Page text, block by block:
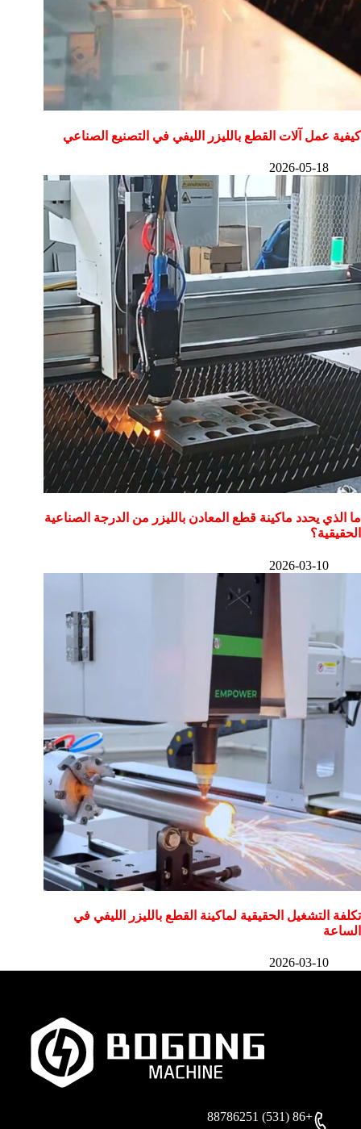
كيفية عمل آلات القطع بالليزر الليفي في التصنيع الصناعي
2026-05-18
ما الذي يحدد ماكينة قطع المعادن بالليزر من الدرجة الصناعية
الحقيقية؟
2026-03-10
تكلفة التشغيل الحقيقية لماكينة القطع بالليزر الليفي في
الساعة
2026-03-10
+86 (531) 88786251